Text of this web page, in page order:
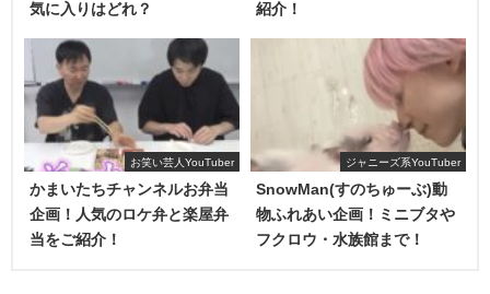
最後まで見終えてハッと気づきました。当初の目的を忘れ
ていたと……笑
とにかく面白くてあっという間に時間が過ぎてしまう動画
です!!
……軌道修正します。笑
2016年10月19日に、こんなツイートをしていたデカキンさ
ん!!
気に入りはどれ？
紹介！
お笑い芸人YouTuber
かまいたちチャンネルお弁当
企画！人気のロケ弁と楽屋弁
当をご紹介！
ジャニーズ系YouTuber
SnowMan(すのちゅーぶ)動
物ふれあい企画！ミニブタや
フクロウ・水族館まで！